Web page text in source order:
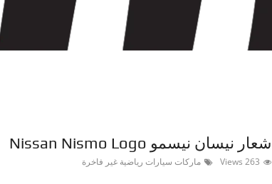
شعار نيسان نيسمو Nissan Nismo Logo
263 Views ماركات سيارات رياضية غير فاخرة